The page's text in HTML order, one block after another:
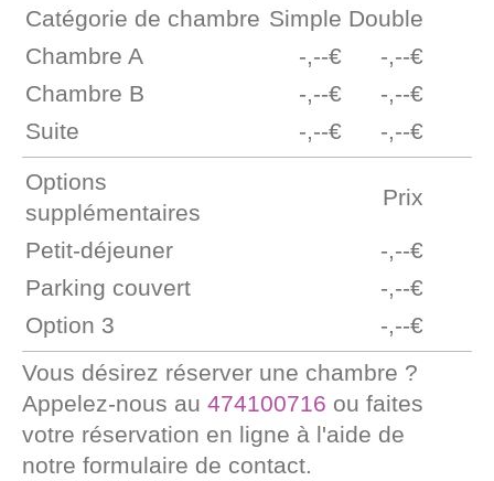
Catégorie de chambre Simple Double
Chambre A
-,--€
-,--€
Chambre B
-,--€
-,--€
Suite
-,--€
-,--€
Options
supplémentaires
Prix
Petit-déjeuner
-,--€
Parking couvert
-,--€
Option 3
-,--€
Vous désirez réserver une chambre ?
Appelez-nous au 474100716 ou faites
votre réservation en ligne à l'aide de
notre formulaire de contact.